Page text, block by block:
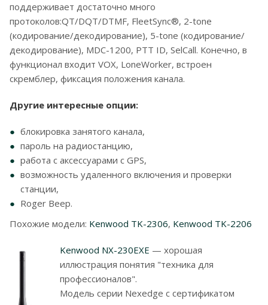
поддерживает достаточно много
протоколов:QT/DQT/DTMF, FleetSync®, 2-tone
(кодирование/декодирование), 5-tone (кодирование/
декодирование), MDC-1200, PTT ID, SelCall. Конечно, в
функционал входит VOX, LoneWorker, встроен
скремблер, фиксация положения канала.
Другие интересные опции:
блокировка занятого канала,
пароль на радиостанцию,
работа с аксессуарами с GPS,
возможность удаленного включения и проверки
станции,
Roger Beep.
Похожие модели: Kenwood TK-2306, Kenwood TK-2206
Kenwood NX-230EXE — хорошая
иллюстрация понятия "техника для
профессионалов".
Модель серии Nexedge с сертификатом